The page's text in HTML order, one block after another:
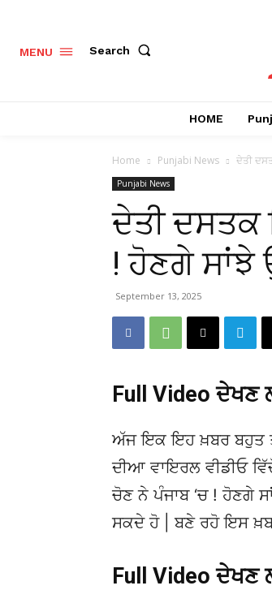
MENU Search
HOME
Home Punjabi News ਦੇਤੀ
Punjabi News
ਦੇਤੀ ਦਸਤਕ
! ਹੋਣਗੇ ਸਾਂਝੇ
September 13, 2025
Full Video ਦੇਖਣ
ਅੱਜ ਇਕ ਇਹ ਖ਼ਬਰ ਬਹੁਤ
ਦੀਆ ਵਾਇਰਲ ਵੀਡੀਓ
ਚੋਣ ਨੇ ਪੰਜਾਬ ‘ਚ ! ਹੋਣਗੇ
ਸਕਦੇ ਹੋ | ਬਣੇ ਰਹੋ ਇਸ
Full Video ਦੇਖਣ